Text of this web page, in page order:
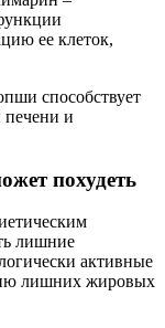
ее клеток,
способствует
печени и
похудеть
лишние
активные
лишних жировых